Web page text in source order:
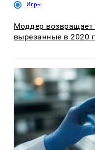
Игры
Моддер возвращает
вырезанные в 2020